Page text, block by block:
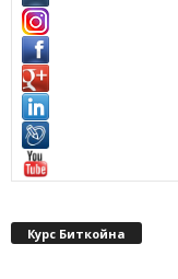
Курс Биткойна